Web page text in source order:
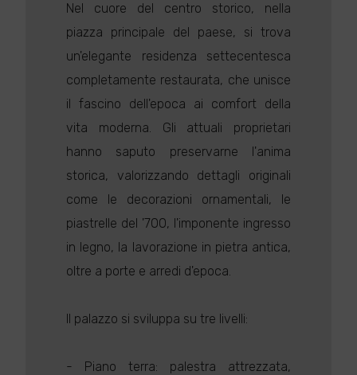
Nel cuore del centro storico, nella
piazza principale del paese, si trova
un'elegante residenza settecentesca
completamente restaurata, che unisce
il fascino dell'epoca ai comfort della
vita moderna. Gli attuali proprietari
hanno saputo preservarne l'anima
storica, valorizzando dettagli originali
come le decorazioni ornamentali, le
piastrelle del '700, l'imponente ingresso
in legno, la lavorazione in pietra antica,
oltre a porte e arredi d'epoca.
Il palazzo si sviluppa su tre livelli:
- Piano terra: palestra attrezzata,